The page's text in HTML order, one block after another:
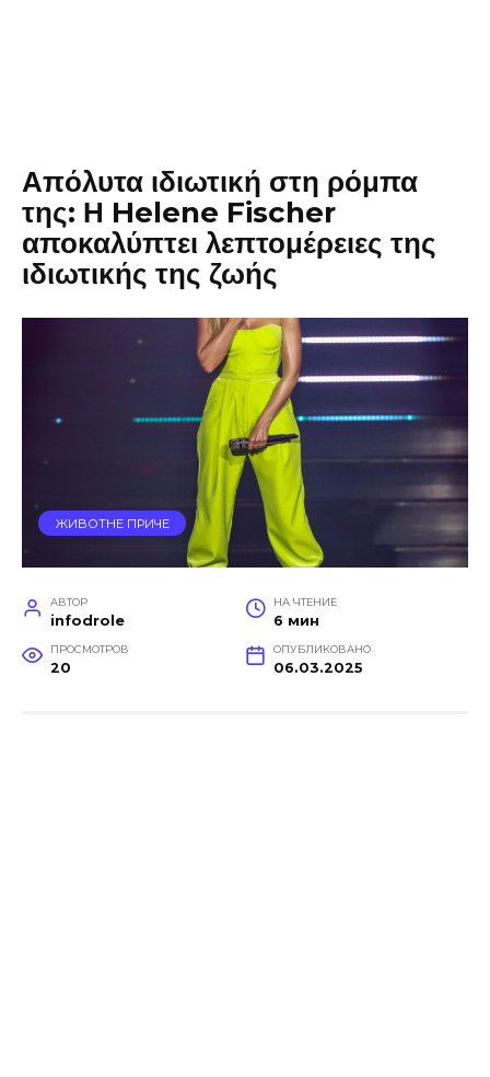
Απόλυτα ιδιωτική στη ρόμπα
της: Η Helene Fischer
αποκαλύπτει λεπτομέρειες της
ιδιωτικής της ζωής
ЖИВОТНЕ ПРИЧЕ
АВТОР
infodrole
НА ЧТЕНИЕ
6 мин
ПРОСМОТРОВ
20
ОПУБЛИКОВАНО
06.03.2025